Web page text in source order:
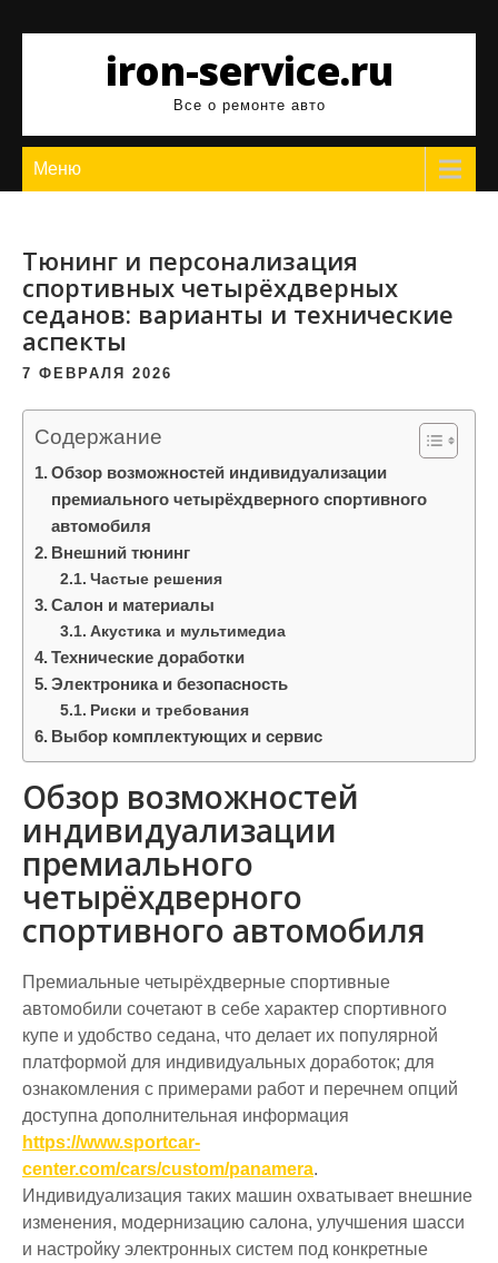
содержимомуiron-service.ru
Все о ремонте авто
Меню
Тюнинг и персонализация
спортивных четырёхдверных
седанов: варианты и технические
аспекты
7 ФЕВРАЛЯ 2026
Содержание
Обзор возможностей индивидуализации
премиального четырёхдверного спортивного
автомобиля
Внешний тюнинг
Частые решения
Салон и материалы
Акустика и мультимедиа
Технические доработки
Электроника и безопасность
Риски и требования
Выбор комплектующих и сервис
Обзор возможностей
индивидуализации
премиального
четырёхдверного
спортивного автомобиля
Премиальные четырёхдверные спортивные
автомобили сочетают в себе характер спортивного
купе и удобство седана, что делает их популярной
платформой для индивидуальных доработок; для
ознакомления с примерами работ и перечнем опций
доступна дополнительная информация
https://www.sportcar-
center.com/cars/custom/panamera.
Индивидуализация таких машин охватывает внешние
изменения, модернизацию салона, улучшения шасси
и настройку электронных систем под конкретные